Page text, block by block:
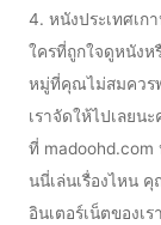
4. หนังประเทศเก
ใครที่ถูกใจดูหนังห
หมู่ที่คุณไม่สมควร
เราจัดให้ไปเลยน
ที่ madoohd.com
นนี่เล่นเรื่องไหน
อินเตอร์เน็ตของ